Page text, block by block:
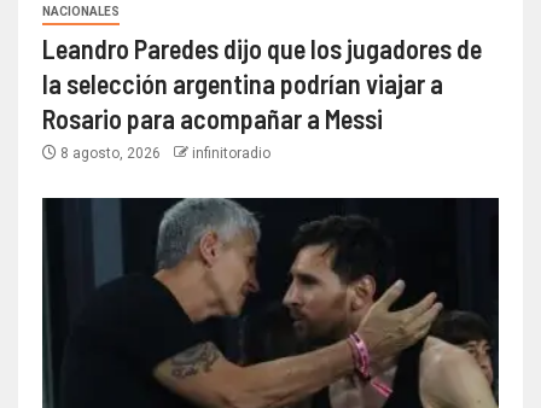
NACIONALES
Leandro Paredes dijo que los jugadores de
la selección argentina podrían viajar a
Rosario para acompañar a Messi
8 agosto, 2026 infinitoradio